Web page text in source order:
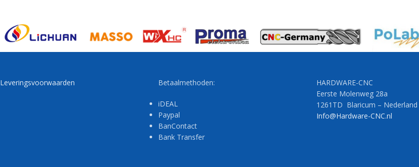
Leveringsvoorwaarden Betaalmethoden:
iDEAL
Paypal
BanContact
Bank Transfer
HARDWARE-CNC
Eerste Molenweg 28a
1261TD Blaricum – Nederland
Info@Hardware-CNC.nl